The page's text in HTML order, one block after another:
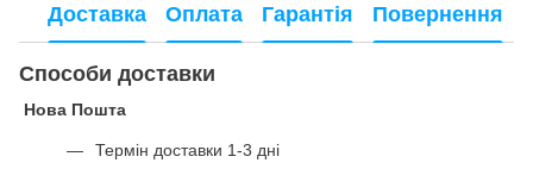
Доставка Оплата Гарантія Повернення
Способи доставки
Нова Пошта
Термін доставки 1-3 дні